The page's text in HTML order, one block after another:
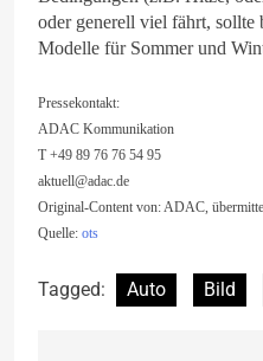
oder generell viel fährt, sollte
Modelle für Sommer und
Pressekontakt:
ADAC Kommunikation
T +49 89 76 76 54 95
aktuell@adac.de
Original-Content von: ADAC,
Quelle: ots
Tagged: Auto Bild